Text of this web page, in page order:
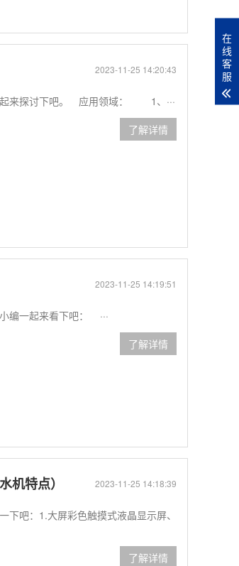
2023-11-25 14:20:43
起来探讨下吧。 应用领域： 1、···
了解详情
2023-11-25 14:19:51
编一起来看下吧： ···
了解详情
2023-11-25 14:18:39
特点）
吧：1.大屏彩色触摸式液晶显示屏、
了解详情
在
线
客
服